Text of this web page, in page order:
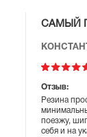
САМЫЙ
Отзыв:
Резина
поезжу,
себя и на